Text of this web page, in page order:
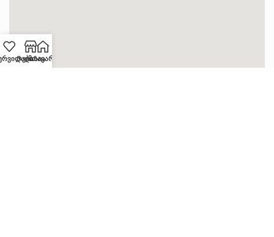
Მაღაზია
მთავარი